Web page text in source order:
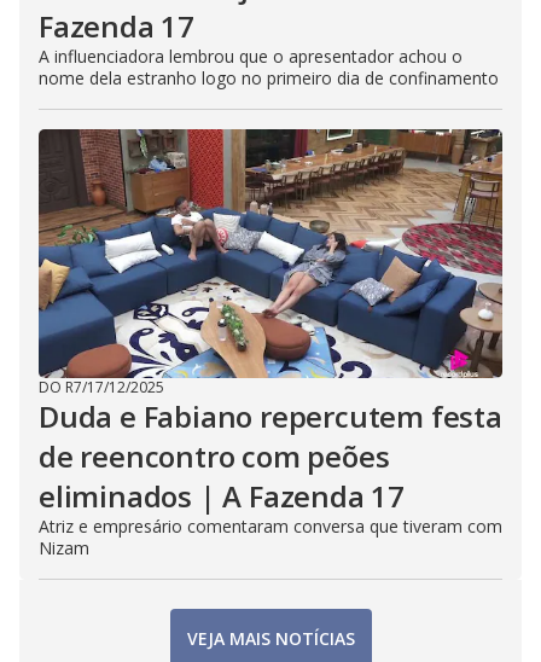
Fazenda 17
A influenciadora lembrou que o apresentador achou o
nome dela estranho logo no primeiro dia de confinamento
DO R7/17/12/2025
Duda e Fabiano repercutem festa
de reencontro com peões
eliminados | A Fazenda 17
Atriz e empresário comentaram conversa que tiveram com
Nizam
VEJA MAIS NOTÍCIAS